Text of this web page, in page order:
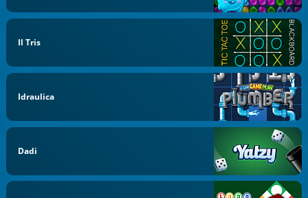
Il Tris
Idraulica
Dadi